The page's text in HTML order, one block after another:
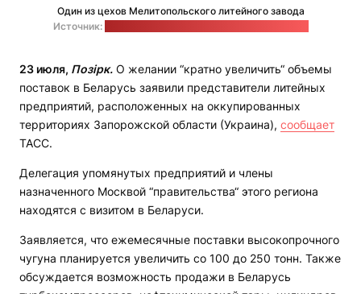
Один из цехов Мелитопольского литейного завода
Источник:
23 июля, Позірк. О желании “кратно увеличить“ объемы
поставок в Беларусь заявили представители литейных
предприятий, расположенных на оккупированных
территориях Запорожской области (Украина), сообщает
ТАСС.
Делегация упомянутых предприятий и члены
назначенного Москвой “правительства“ этого региона
находятся с визитом в Беларуси.
Заявляется, что ежемесячные поставки высокопрочного
чугуна планируется увеличить со 100 до 250 тонн. Также
обсуждается возможность продажи в Беларусь